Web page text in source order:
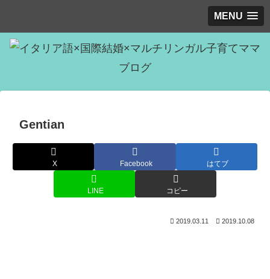
MENU
Gentian
X Facebook はてブ
LINE コピー
2019.03.11 2019.10.08